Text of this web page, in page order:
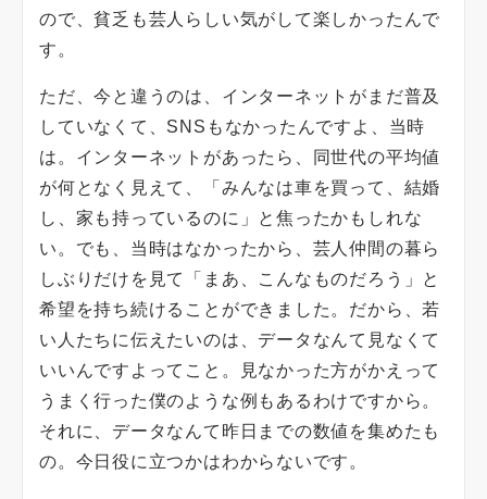
ので、貧乏も芸人らしい気がして楽しかったんで
す。
ただ、今と違うのは、インターネットがまだ普及
していなくて、SNSもなかったんですよ、当時
は。インターネットがあったら、同世代の平均値
が何となく見えて、「みんなは車を買って、結婚
し、家も持っているのに」と焦ったかもしれな
い。でも、当時はなかったから、芸人仲間の暮ら
しぶりだけを見て「まあ、こんなものだろう」と
希望を持ち続けることができました。だから、若
い人たちに伝えたいのは、データなんて見なくて
いいんですよってこと。見なかった方がかえって
うまく行った僕のような例もあるわけですから。
それに、データなんて昨日までの数値を集めたも
の。今日役に立つかはわからないです。